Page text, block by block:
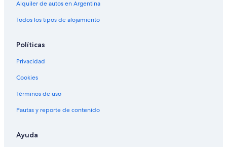
Alquiler de autos en Sunny Isles Beach
Alquiler de autos cerca de Puerto deportivo y recreativo de Miami
Alquiler de autos cerca de Seminole Hard Rock Casino Hollywood
Alquiler de autos cerca de PortMiami
Autos de alquiler en el aeropuerto de Fort Lauderdale - Hollywood
Alquiler de autos en Argentina
Todos los tipos de alojamiento
Políticas
Privacidad
Cookies
Términos de uso
Pautas y reporte de contenido
Ayuda